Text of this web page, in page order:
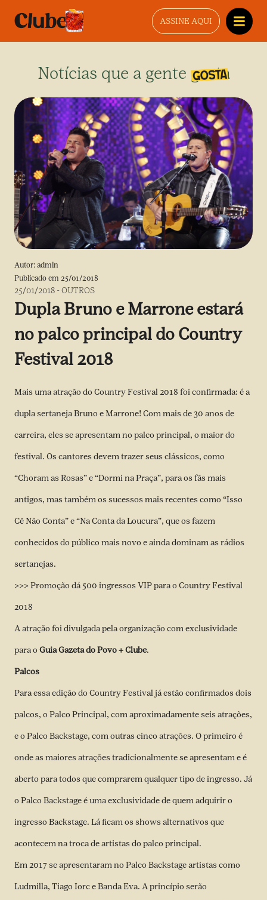
ASSINE AQUI
Notícias que a gente gosta
Autor: admin
Publicado em 25/01/2018
25/01/2018 -OUTROS
Dupla Bruno e Marrone estará
no palco principal do Country
Festival 2018
Mais uma atração do Country Festival 2018 foi confirmada: é a
dupla sertaneja Bruno e Marrone! Com mais de 30 anos de
carreira, eles se apresentam no palco principal, o maior do
festival. Os cantores devem trazer seus clássicos, como
“Choram as Rosas” e “Dormi na Praça”, para os fãs mais
antigos, mas também os sucessos mais recentes como “Isso
Cê Não Conta” e “Na Conta da Loucura”, que os fazem
conhecidos do público mais novo e ainda dominam as rádios
sertanejas.
>>> Promoção dá 500 ingressos VIP para o Country Festival
2018
A atração foi divulgada pela organização com exclusividade
para oGuia Gazeta do Povo + Clube.
Palcos
Para essa edição do Country Festival já estão confirmados dois
palcos, o Palco Principal, com aproximadamente seis atrações,
e o Palco Backstage, com outras cinco atrações. O primeiro é
onde as maiores atrações tradicionalmente se apresentam e é
aberto para todos que comprarem qualquer tipo de ingresso. Já
o Palco Backstage é uma exclusividade de quem adquirir o
ingresso Backstage. Lá ficam os shows alternativos que
acontecem na troca de artistas do palco principal.
Em 2017 se apresentaram no Palco Backstage artistas como
Ludmilla, Tiago Iorc e Banda Eva. A princípio serão